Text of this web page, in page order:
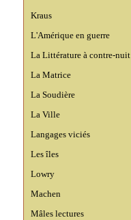
Kraus
L'Amérique en guerre
La Littérature à contre-nuit
La Matrice
La Soudière
La Ville
Langages viciés
Les îles
Lowry
Machen
Mâles lectures